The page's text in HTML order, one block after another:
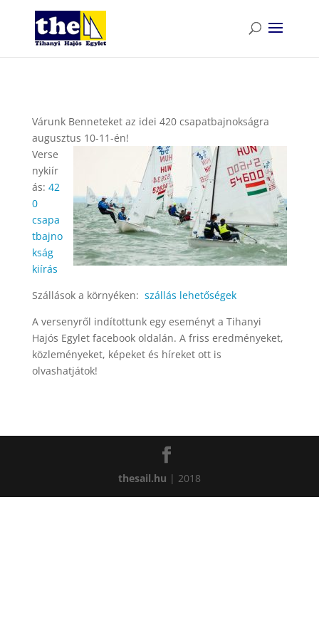
Várunk Benneteket az idei 420 csapatbajnokságra
augusztus 10-11-én!
Verse
nykiír
ás: 42
0
csapa
tbajno
kság
kiírás
Szállások a környéken: szállás lehetőségek
A versenyről indítottunk egy eseményt a Tihanyi
Hajós Egylet facebook oldalán. A friss eredményeket,
közleményeket, képeket és híreket ott is
olvashatjátok!
thesail.hu | 2018